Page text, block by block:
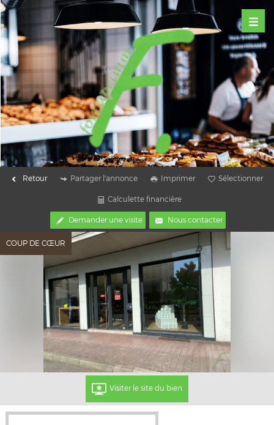
Retour Partager l'annonce Imprimer Sélectionner
Calculette financière
Demander une visite Nous contacter
COUP DE CŒUR
Visiter le site du bien